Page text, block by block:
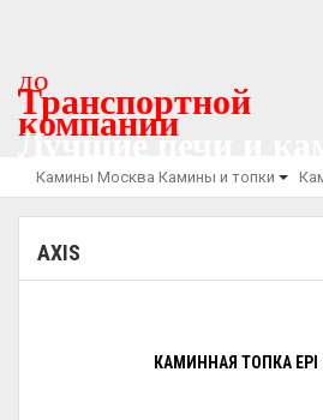
до
Транспортной
компании
Лучшие печи и
Камины Москва Камины и топки
AXIS
КАМИННАЯ ТОПКА EPI